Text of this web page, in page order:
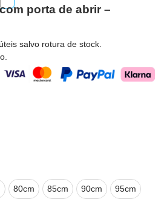
porta de abrir –
salvo rotura de stock.
80cm 85cm 90cm 95cm